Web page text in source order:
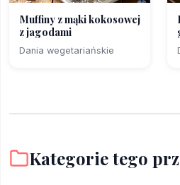
Muffiny z mąki kokosowej
z jagodami
Dania wegetariańskie
Kategorie tego